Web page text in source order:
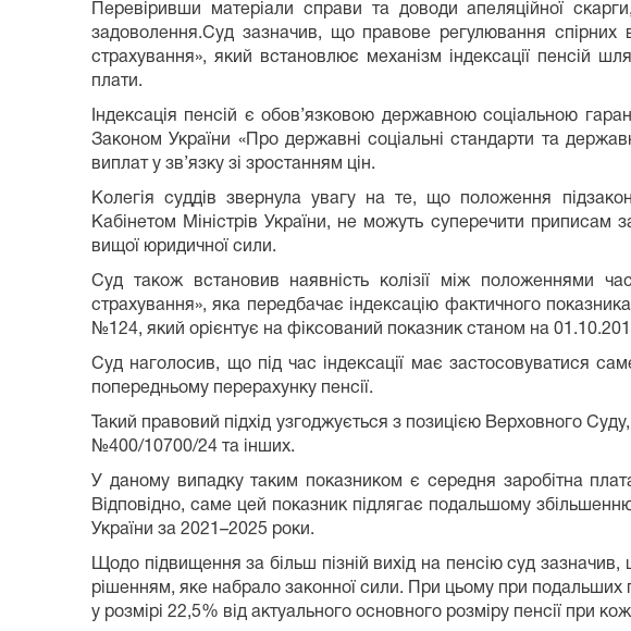
Перевіривши матеріали справи та доводи апеляційної
задоволення.Суд зазначив, що правове регулювання спірних
страхування», який встановлює механізм індексації пенсій
плати.
Індексація пенсій є обов’язковою державною соціальною
Законом України «Про державні соціальні стандарти та
виплат у зв’язку зі зростанням цін.
Колегія суддів звернула увагу на те, що положення
Кабінетом Міністрів України, не можуть суперечити приписам
вищої юридичної сили.
Суд також встановив наявність колізії між положеннями
страхування», яка передбачає індексацію фактичного
№124, який орієнтує на фіксований показник станом на
Суд наголосив, що під час індексації має застосовуватися
попередньому перерахунку пенсії.
Такий правовий підхід узгоджується з позицією Верховного
№400/10700/24 та інших.
У даному випадку таким показником є середня заробітна
Відповідно, саме цей показник підлягає подальшому
України за 2021–2025 роки.
Щодо підвищення за більш пізній вихід на пенсію суд
рішенням, яке набрало законної сили. При цьому при подальших
у розмірі 22,5% від актуального основного розміру пенсії при